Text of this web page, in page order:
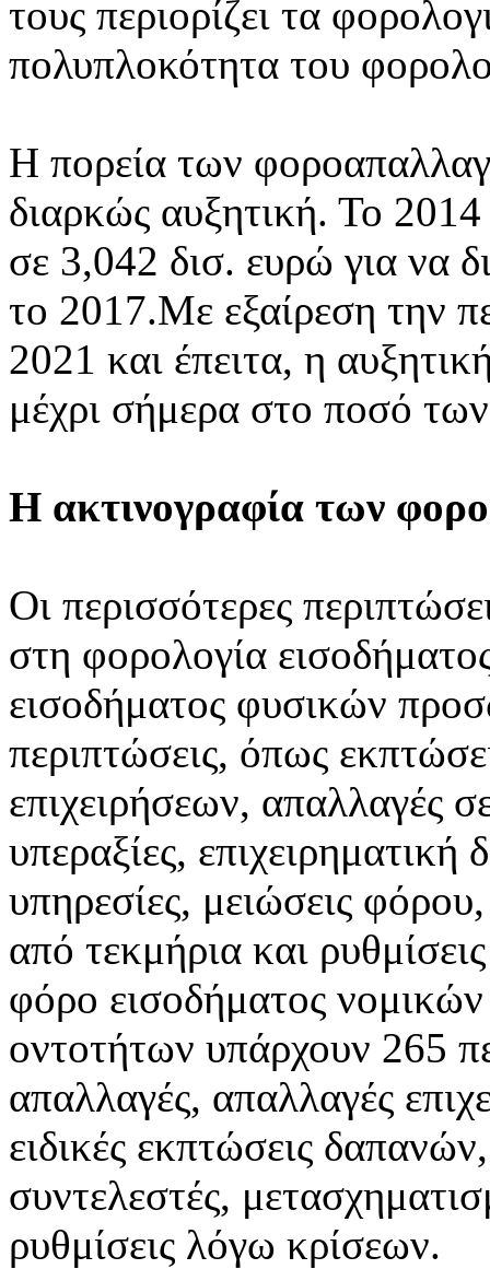
τους περιορίζει τα
πολυπλοκότητα του
Η πορεία των
διαρκώς αυξητική. Το
σε 3,042 δισ. ευρώ για να
το 2017.Με εξαίρεση την
2021 και έπειτα, η
μέχρι σήμερα στο ποσό
H ακτινογραφία των
Οι περισσότερες
στη φορολογία
εισοδήματος φυσικών
περιπτώσεις, όπως
επιχειρήσεων, απαλλαγές
υπεραξίες,
υπηρεσίες, μειώσεις
από τεκμήρια και
φόρο εισοδήματος
οντοτήτων υπάρχουν 265
απαλλαγές, απαλλαγές
ειδικές εκπτώσεις
συντελεστές,
ρυθμίσεις λόγω κρίσεων.